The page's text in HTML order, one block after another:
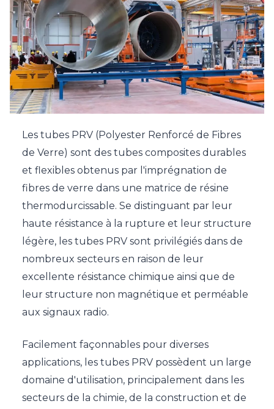
Les tubes PRV (Polyester Renforcé de Fibres
de Verre) sont des tubes composites durables
et flexibles obtenus par l'imprégnation de
fibres de verre dans une matrice de résine
thermodurcissable. Se distinguant par leur
haute résistance à la rupture et leur structure
légère, les tubes PRV sont privilégiés dans de
nombreux secteurs en raison de leur
excellente résistance chimique ainsi que de
leur structure non magnétique et perméable
aux signaux radio.
Facilement façonnables pour diverses
applications, les tubes PRV possèdent un large
domaine d'utilisation, principalement dans les
secteurs de la chimie, de la construction et de